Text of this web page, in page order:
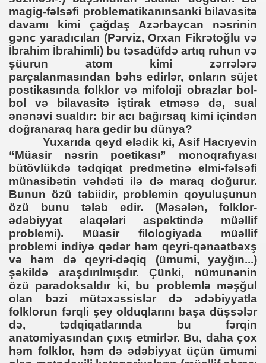
magig-fəlsəfi problematikanınsanki bilavasitə
davamı kimi çağdaş Azərbaycan nəsrinin
gənc yaradıcıları (Pərviz, Orxan Fikrətoğlu və
İbrahim İbrahimli) bu təsadüfdə artıq ruhun və
şüurun atom kimi zərrələrə
parçalanmasından bəhs edirlər, onların süjet
postikasında folklor və mifoloji obrazlar bol-
bol və bilavasitə iştirak etməsə də, sual
ənənəvi sualdır: bir acı bağırsaq kimi içindən
doğranaraq hara gedir bu dünya?
Yuxarıda qeyd elədik ki, Asif Hacıyevin
“Müasir nəsrin poetikası” monoqrafıyası
bütövlükdə tədqiqat predmetinə elmi-fəlsəfi
münasibətin vəhdəti ilə də maraq doğurur.
Bunun özü təbiidir, problemin qoyuluşunun
özü bunu tələb edir. (Məsələn, folklor-
ədəbiyyat əlaqələri aspektində müəllif
problemi). Müasir filologiyada müəllif
problemi indiyə qədər həm qeyri-qənaətbəxş
və həm də qeyri-dəqiq (ümumi, yayğın...)
şəkildə araşdırılmışdır. Çünki, nümunənin
özü paradoksaldır ki, bu problemlə məşğul
olan bəzi mütəxəssislər də ədəbiyyatla
folklorun fərqli şey olduqlarını başa düşsələr
də, tədqiqatlarında bu fərqin
anatomiyasından çıxış etmirlər. Bu, daha çox
həm folklor, həm də ədəbiyyat üçün ümumi